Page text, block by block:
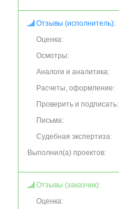
Отзывы (исполнитель):
Оценка:
Осмотры:
Аналоги и аналитика:
Расчеты, оформление:
Проверить и подписать:
Письма:
Судебная экспертиза:
Выполнил(а) проектов:
Отзывы (заказчик):
Оценка: